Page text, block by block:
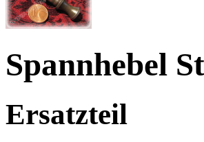
Spannhebel
Ersatzteil